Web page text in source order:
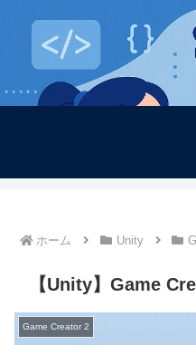
ホーム Unity
【Unity】Game
Game Creator 2